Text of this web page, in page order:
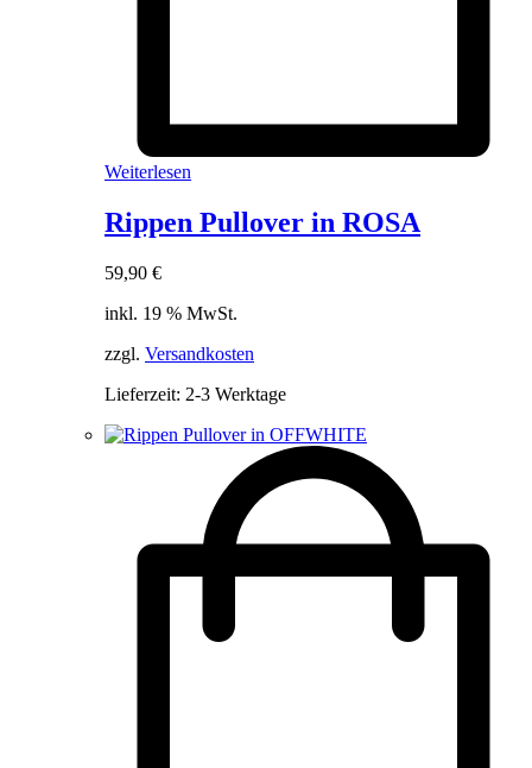
Weiterlesen
Rippen Pullover in ROSA
59,90 €
inkl. 19 % MwSt.
zzgl. Versandkosten
Lieferzeit: 2-3 Werktage